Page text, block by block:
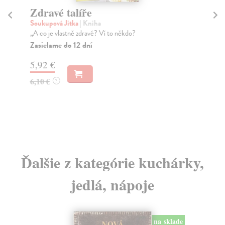
Zdravé talíře
Soukupová Jitka| Kniha
„A co je vlastně zdravé? Ví to někdo?
Zasielame do 12 dní
5,92 €
6,10 € ?
Ďalšie z kategórie kuchárky,
jedlá, nápoje
na sklade